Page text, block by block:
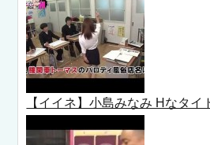
【イイネ】小島みなみ Hなタイ